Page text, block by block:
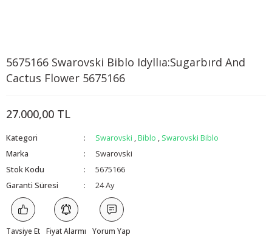
5675166 Swarovski Biblo Idyllıa:Sugarbırd And
Cactus Flower 5675166
27.000,00 TL
Kategori Swarovski ,Biblo , Swarovski Biblo
Marka
Swarovski
Stok Kodu
5675166
Garanti Süresi
24 Ay
Tavsiye Et Fiyat Alarmı Yorum Yap